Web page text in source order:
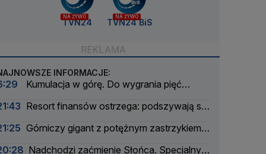
NA ŻYWO
TVN24
NA ŻYWO
TVN24 BiS
INFORMACJE:
Kumulacja w górę. Do wygrania pięć
Resort finansów ostrzega: podszywają się
Górniczy gigant z potężnym zastrzykiem
Nadchodzi zaćmienie Słońca. Specjalny